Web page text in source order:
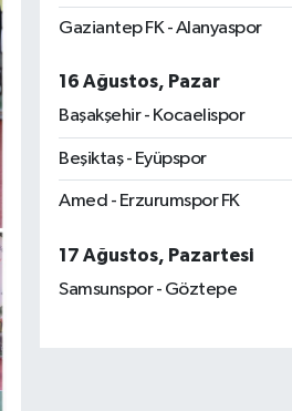
Gaziantep FK - Alanyaspor
16 Ağustos, Pazar
Başakşehir - Kocaelispor
Beşiktaş - Eyüpspor
Amed - Erzurumspor FK
17 Ağustos, Pazartesi
Samsunspor - Göztepe